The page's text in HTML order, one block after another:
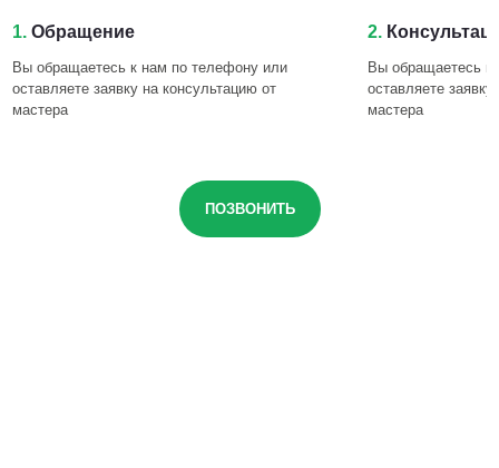
1. Обращение
Вы обращаетесь к нам по телефону или
оставляете заявку на консультацию от
мастера
2.
Вы обращаетесь
оставляете
мастера
ПОЗВОНИТЬ